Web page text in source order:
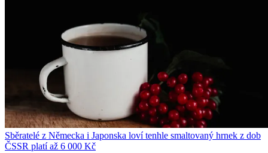
Sběratelé z Německa i Japonska loví tenhle smaltovaný hrnek z dob
ČSSR platí až 6 000 Kč